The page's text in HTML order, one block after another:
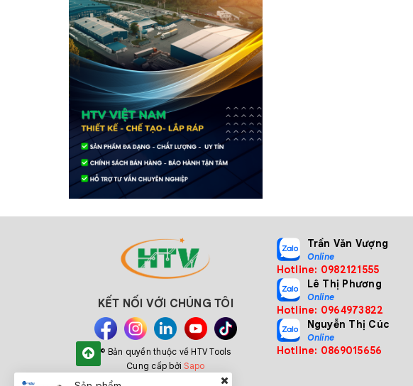
KẾT NỐI VỚI CHÚNG TÔI
© Bản quyền thuộc về HTV Tools
Cung cấp bởiSapo
Trần Văn Vượng
Online
Hotline: 0982121555
Lê Thị Phương
Online
Hotline: 0964973822
Nguyễn Thị Cúc
Online
Hotline: 0869015656